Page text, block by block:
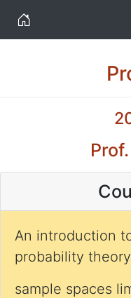
Home
An introduction
probability
sample spaces